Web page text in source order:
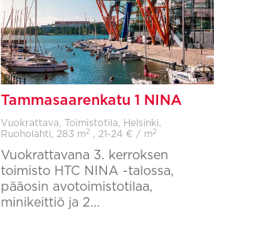
Tammasaarenkatu 1 NINA
Vuokrattava, Toimistotila, Helsinki,
Ruoholahti,
283 m2, 21-24 € / m2
Vuokrattavana 3. kerroksen
toimisto HTC NINA -talossa,
pääosin avotoimistotilaa,
minikeittiö ja 2...